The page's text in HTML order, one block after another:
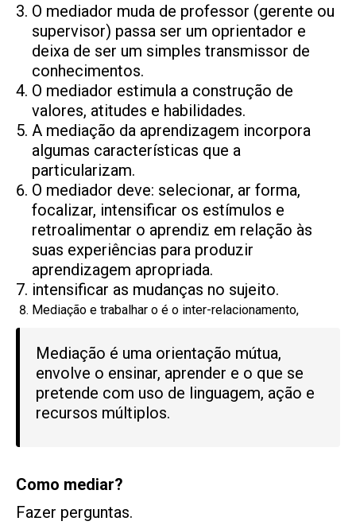
O mediador muda de professor (gerente ou
supervisor) passa ser um oprientador e
deixa de ser um simples transmissor de
conhecimentos.
O mediador estimula a construção de
valores, atitudes e habilidades.
A mediação da aprendizagem incorpora
algumas características que a
particularizam.
O mediador deve: selecionar, ar forma,
focalizar, intensificar os estímulos e
retroalimentar o aprendiz em relação às
suas experiências para produzir
aprendizagem apropriada.
intensificar as mudanças no sujeito.
Mediação e trabalhar o é o inter-relacionamento,
Mediação é uma orientação mútua,
envolve o ensinar, aprender e o que se
pretende com uso de linguagem, ação e
recursos múltiplos.
Como mediar?
Fazer perguntas.